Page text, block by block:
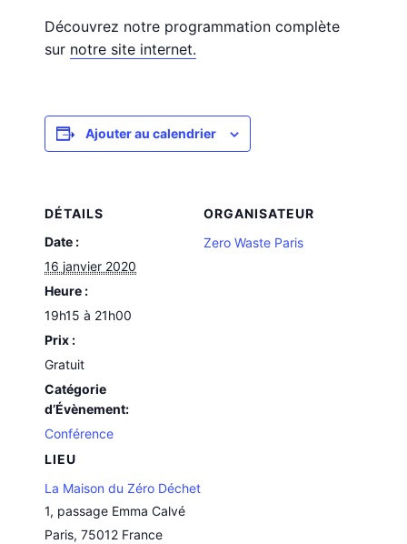
Découvrez notre programmation complète
sur notre site internet.
Ajouter au calendrier
DÉTAILS
Date :
16 janvier 2020
Heure :
19h15 à 21h00
Prix :
Gratuit
Catégorie
d’Évènement:
Conférence
LIEU
La Maison du Zéro Déchet
1, passage Emma Calvé
Paris, 75012 France
ORGANISATEUR
Zero Waste Paris